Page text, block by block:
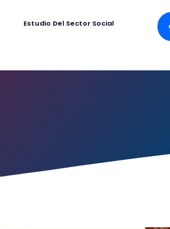
Estudio Del Sector Social